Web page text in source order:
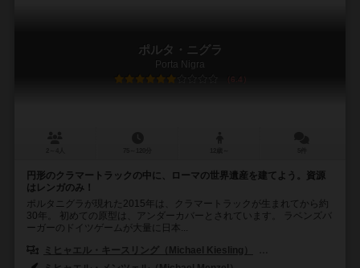
ポルタ・ニグラ
Porta Nigra
6.4
円形のクラマートラックの中に、ローマの世界遺産を建てよう。資源
はレンガのみ！
ポルタニグラが現れた2015年は、クラマートラックが生まれてから約
30年。 初めての原型は、アンダーカバーとされています。 ラベンズバ
ーガーのドイツゲームが大量に日本...
ミヒャエル・キースリング（Michael Kiesling）